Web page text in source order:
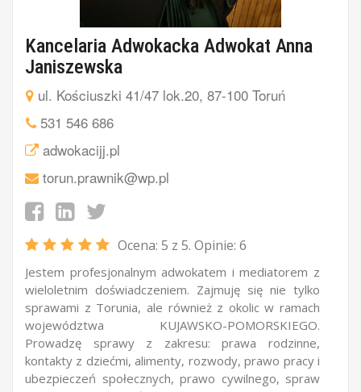
Kancelaria Adwokacka Adwokat Anna
Janiszewska
ul. Kościuszki 41/47 lok.20, 87-100 Toruń
531 546 686
adwokacijj.pl
torun.prawnik@wp.pl
Ocena: 5 z 5. Opinie: 6
Jestem profesjonalnym adwokatem i mediatorem z
wieloletnim doświadczeniem. Zajmuję się nie tylko
sprawami z Torunia, ale również z okolic w ramach
województwa KUJAWSKO-POMORSKIEGO.
Prowadzę sprawy z zakresu: prawa rodzinne,
kontakty z dziećmi, alimenty, rozwody, prawo pracy i
ubezpieczeń społecznych, prawo cywilnego, spraw